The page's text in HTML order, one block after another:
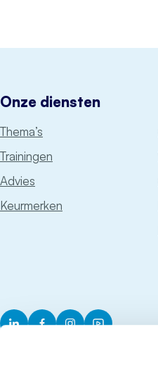
Onze diensten
Thema’s
Trainingen
Advies
Keurmerken
LinkedInFacebookInstagramYouTube